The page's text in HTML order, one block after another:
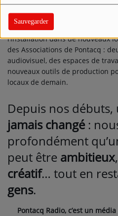
Sauvegarder
notre territoire.
En 2025,Pontacq Radio a franchi
l’installation dans de nouveaux
des Associations de Pontacq :
audiovisuel, des espaces de
nouveaux outils de production
locaux de demain.
Depuis nos débuts,
jamais changé:
profondément
peut être ambitieux,
créatif… tout en
gens.
Pontacq Radio, c’est un